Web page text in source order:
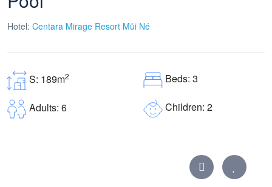
Hotel: Centara Mirage Resort Mũi Né
S: 189m2 Beds: 3
Adults: 6 Children: 2